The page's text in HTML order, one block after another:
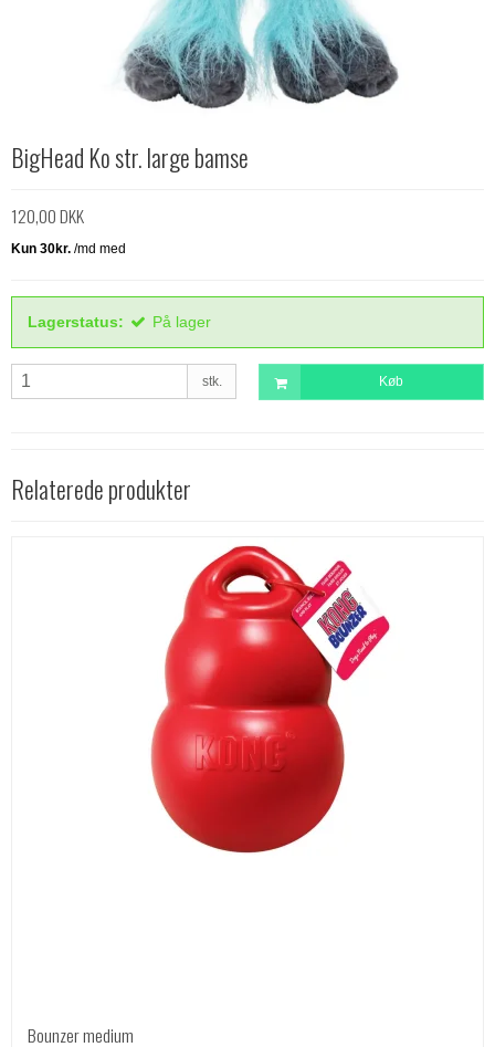
BigHead Ko str. large bamse
120,00 DKK
Lagerstatus: På lager
stk. Køb
Relaterede produkter
Bounzer medium